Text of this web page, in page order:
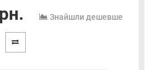
Знайшли дешевше